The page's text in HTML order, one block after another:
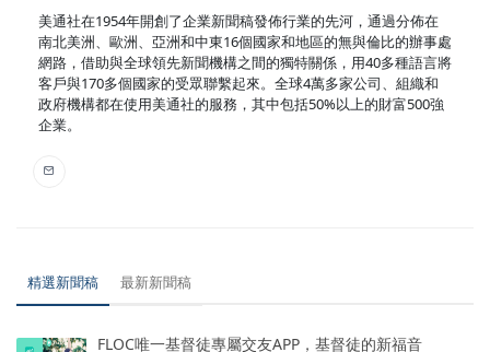
美通社在1954年開創了企業新聞稿發佈行業的先河，通過分佈在
南北美洲、歐洲、亞洲和中東16個國家和地區的無與倫比的辦事處
網路，借助與全球領先新聞機構之間的獨特關係，用40多種語言將
客戶與170多個國家的受眾聯繫起來。全球4萬多家公司、組織和
政府機構都在使用美通社的服務，其中包括50%以上的財富500強
企業。
精選新聞稿 最新新聞稿
FLOC唯一基督徒專屬交友APP，基督徒的新福音